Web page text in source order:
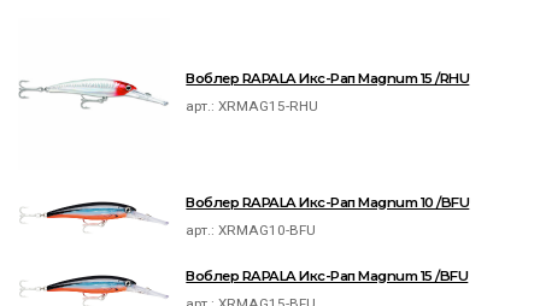
Воблер RAPALA Икс-Рап Magnum 15 /RHU
арт.:XRMAG15-RHU
Воблер RAPALA Икс-Рап Magnum 10 /BFU
арт.:XRMAG10-BFU
Воблер RAPALA Икс-Рап Magnum 15 /BFU